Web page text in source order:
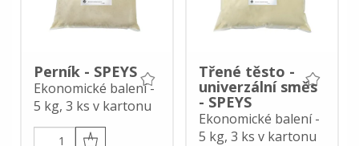
Perník - SPEYS
Ekonomické balení -
5 kg, 3 ks v kartonu
Třené těsto -
univerzální směs
- SPEYS
Ekonomické balení -
5 kg, 3 ks v kartonu